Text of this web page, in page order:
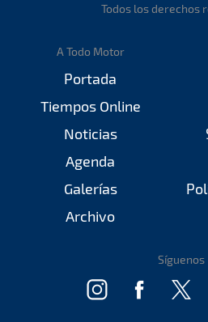
Todos los derechos
A Todo Motor
Portada
Tiempos Online
Noticias
Agenda
Galerías
Archivo
Síguenos